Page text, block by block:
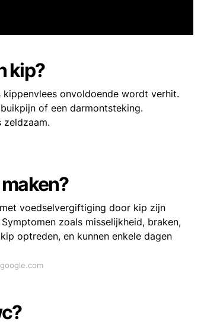
kip?
onvoldoende wordt verhit.
of een darmontsteking.
zeldzaam.
voedselvergiftiging door kip zijn
zoals misselijkheid, braken,
optreden, en kunnen enkele dagen